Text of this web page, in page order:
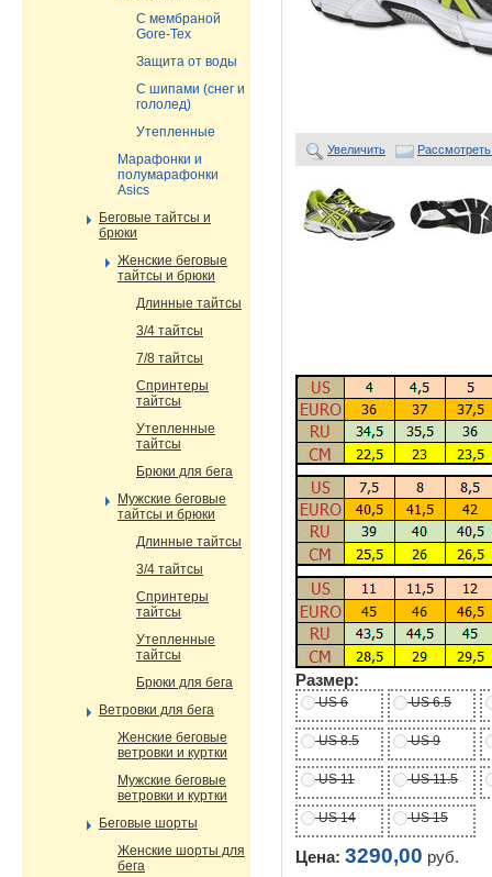
Увеличить
Размер:
US 6 US 6.5
US 8.5 US 9
US 11 US 11.5
US 14 US 15
Цена: 3290,00 руб.
С мембраной
Gore-Tex
Защита от воды
С шипами (снег и
гололед)
Утепленные
Марафонки и
полумарафонки
Asics
Беговые тайтсы и
брюки
Женские беговые
тайтсы и брюки
Длинные тайтсы
3/4 тайтсы
7/8 тайтсы
Спринтеры
тайтсы
Утепленные
тайтсы
Брюки для бега
Мужские беговые
тайтсы и брюки
Длинные тайтсы
3/4 тайтсы
Спринтеры
тайтсы
Утепленные
тайтсы
Брюки для бега
Ветровки для бега
Женские беговые
ветровки и куртки
Мужские беговые
ветровки и куртки
Беговые шорты
Женские шорты для
бега